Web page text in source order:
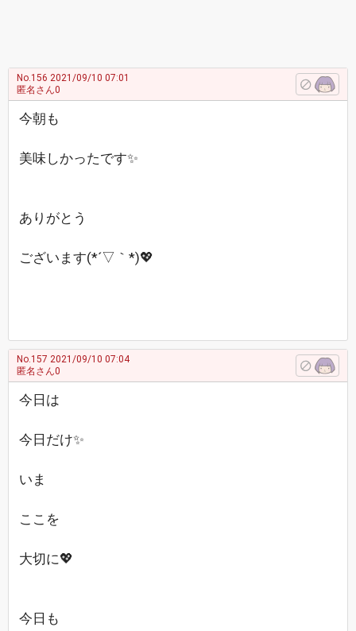
No.156 2021/09/10 07:01
匿名さん0
今朝も
美味しかったです✨
ありがとう
ございます(*´▽｀*)💖
No.157 2021/09/10 07:04
匿名さん0
今日は
今日だけ✨
いま
ここを
大切に💖
今日も